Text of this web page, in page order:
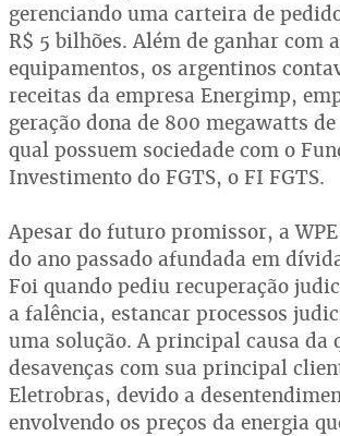
gerenciando uma carteira de
R$ 5 bilhões. Além de ganhar com
equipamentos, os argentinos
receitas da empresa Energimp,
geração dona de 800 megawatts
qual possuem sociedade com o
Investimento do FGTS, o FI FGTS.
Apesar do futuro promissor, a
do ano passado afundada em
Foi quando pediu recuperação
a falência, estancar processos
uma solução. A principal causa da
desavenças com sua principal
Eletrobras, devido a
envolvendo os preços da energia